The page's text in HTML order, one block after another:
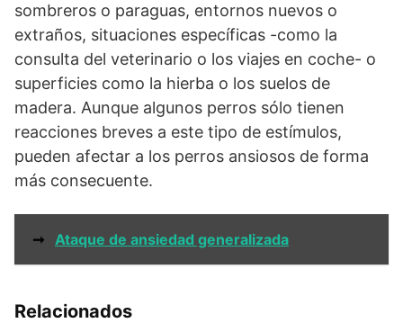
sombreros o paraguas, entornos nuevos o
extraños, situaciones específicas -como la
consulta del veterinario o los viajes en coche- o
superficies como la hierba o los suelos de
madera. Aunque algunos perros sólo tienen
reacciones breves a este tipo de estímulos,
pueden afectar a los perros ansiosos de forma
más consecuente.
➞ Ataque de ansiedad generalizada
Relacionados